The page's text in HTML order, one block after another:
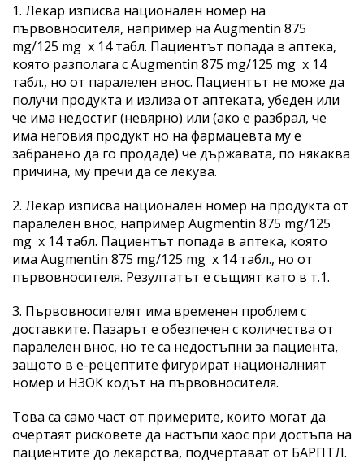
1. Лекар изписва национален номер на
първовносителя, например на Augmentin 875
mg/125 mg х 14 табл. Пациентът попада в аптека,
която разполага с Augmentin 875 mg/125 mg х 14
табл., но от паралелен внос. Пациентът не може да
получи продукта и излиза от аптеката, убеден или
че има недостиг (невярно) или (ако е разбрал, че
има неговия продукт но на фармацевта му е
забранено да го продаде) че държавата, по някаква
причина, му пречи да се лекува.
2. Лекар изписва национален номер на продукта от
паралелен внос, например Augmentin 875 mg/125
mg х 14 табл. Пациентът попада в аптека, която
има Augmentin 875 mg/125 mg х 14 табл., но от
първовносителя. Резултатът е същият като в т.1.
3. Първовносителят има временен проблем с
доставките. Пазарът е обезпечен с количества от
паралелен внос, но те са недостъпни за пациента,
защото в е-рецептите фигурират националният
номер и НЗОК кодът на първовносителя.
Това са само част от примерите, които могат да
очертаят рисковете да настъпи хаос при достъпа на
пациентите до лекарства, подчертават от БАРПТЛ.